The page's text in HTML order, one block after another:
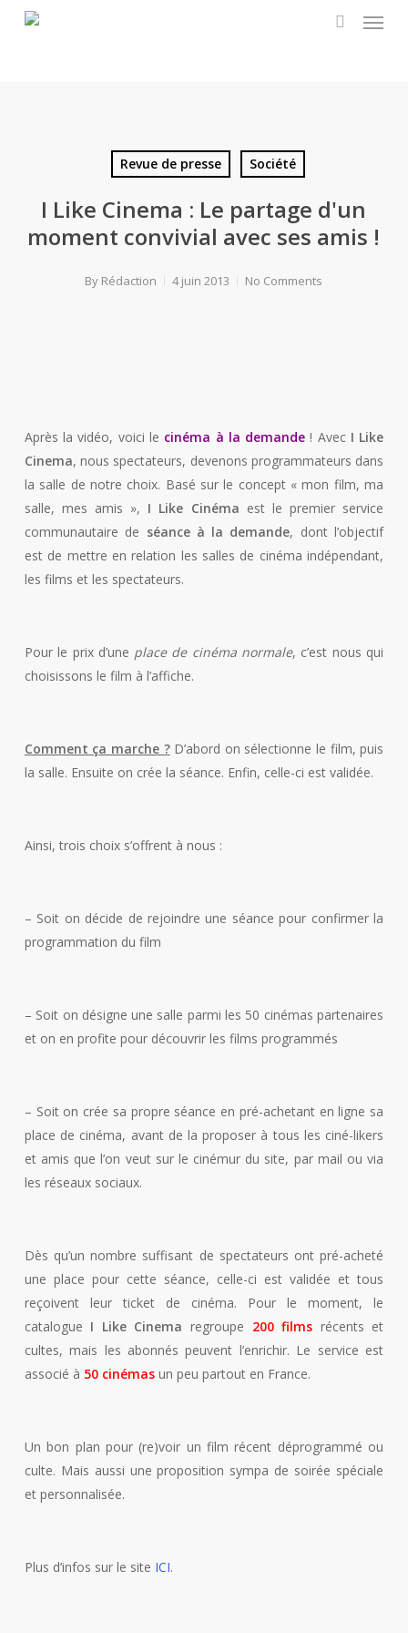
Menu
Revue de presse Société
I Like Cinema : Le partage d'un
moment convivial avec ses amis !
By Rédaction 4 juin 2013 No Comments
Après la vidéo, voici le cinéma à la demande ! Avec I Like
Cinema, nous spectateurs, devenons programmateurs dans
la salle de notre choix. Basé sur le concept « mon film, ma
salle, mes amis », I Like Cinéma est le premier service
communautaire de séance à la demande, dont l’objectif
est de mettre en relation les salles de cinéma indépendant,
les films et les spectateurs.
Pour le prix d’une place de cinéma normale, c’est nous qui
choisissons le film à l’affiche.
Comment ça marche ?D’abord on sélectionne le film, puis
la salle. Ensuite on crée la séance. Enfin, celle-ci est validée.
Ainsi, trois choix s’offrent à nous :
– Soit on décide de rejoindre une séance pour confirmer la
programmation du film
– Soit on désigne une salle parmi les 50 cinémas partenaires
et on en profite pour découvrir les films programmés
– Soit on crée sa propre séance en pré-achetant en ligne sa
place de cinéma, avant de la proposer à tous les ciné-likers
et amis que l’on veut sur le cinémur du site, par mail ou via
les réseaux sociaux.
Dès qu’un nombre suffisant de spectateurs ont pré-acheté
une place pour cette séance, celle-ci est validée et tous
reçoivent leur ticket de cinéma. Pour le moment, le
catalogue I Like Cinema regroupe 200 films récents et
cultes, mais les abonnés peuvent l’enrichir. Le service est
associé à 50 cinémasun peu partout en France.
Un bon plan pour (re)voir un film récent déprogrammé ou
culte. Mais aussi une proposition sympa de soirée spéciale
et personnalisée.
Plus d’infos sur le site ICI.